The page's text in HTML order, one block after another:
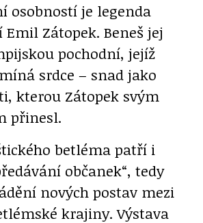
osobností je legenda
Zátopek. Beneš jej
pochodní, jejíž
srdce – snad jako
kterou Zátopek svým
přinesl.
betléma patří i
občanek“, tedy
nových postav mezi
krajiny. Výstava